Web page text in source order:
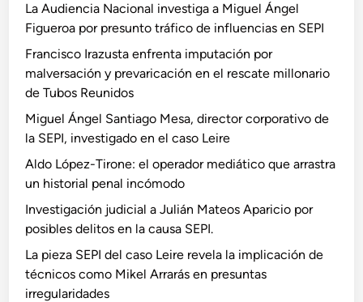
La Audiencia Nacional investiga a Miguel Ángel
Figueroa por presunto tráfico de influencias en SEPI
Francisco Irazusta enfrenta imputación por
malversación y prevaricación en el rescate millonario
de Tubos Reunidos
Miguel Ángel Santiago Mesa, director corporativo de
la SEPI, investigado en el caso Leire
Aldo López-Tirone: el operador mediático que arrastra
un historial penal incómodo
Investigación judicial a Julián Mateos Aparicio por
posibles delitos en la causa SEPI.
La pieza SEPI del caso Leire revela la implicación de
técnicos como Mikel Arrarás en presuntas
irregularidades